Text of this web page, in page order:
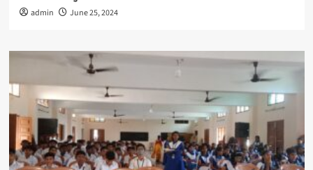
admin June 25, 2024